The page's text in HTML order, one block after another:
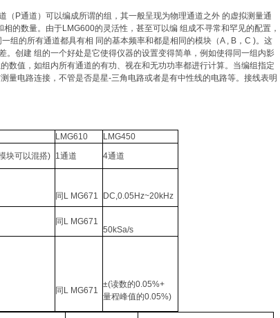
（P通道）可以编成所谓的组，其一般呈现为物理通道之外 的虚拟测量通
的数量。由于LMG600的灵活性，甚至可以编 组成不寻常和罕见的配置，
组的所有通道都具有相 同的基本频率和都是相同的模块（A , B，C )。这
创建 组的一个好处是它使得仪器的设置变得简单，例如使得同一组内影
数值，如组内所有通道的有功、视在和无功功率都进行计算。当编组指定
量电路连接，不管是否是星-三角电路或者是有中性线的电路等。接线表明
LMG610
LMG450
块可以混搭) 1通道 4通道
同L MG671 DC,0.05Hz~20kHz
同L MG671
50kSa/s
同L MG671
±(读数的0.05%+
量程峰值的0.05%)